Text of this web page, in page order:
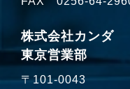
株式会社カンダ
東京営業部
〒101-0043